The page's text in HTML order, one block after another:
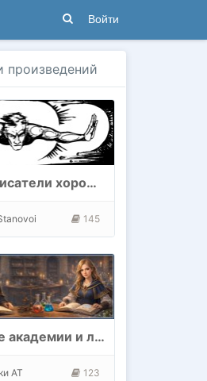
Войти
произведений
Хорошие писатели хороших книг
145
Волшебные академии и любовь
АТ 123